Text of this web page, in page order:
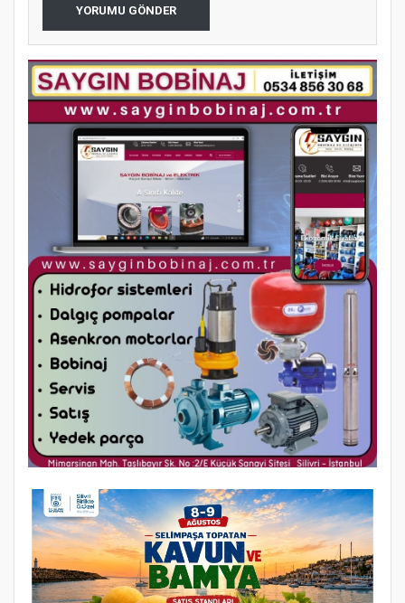
YORUMU GÖNDER